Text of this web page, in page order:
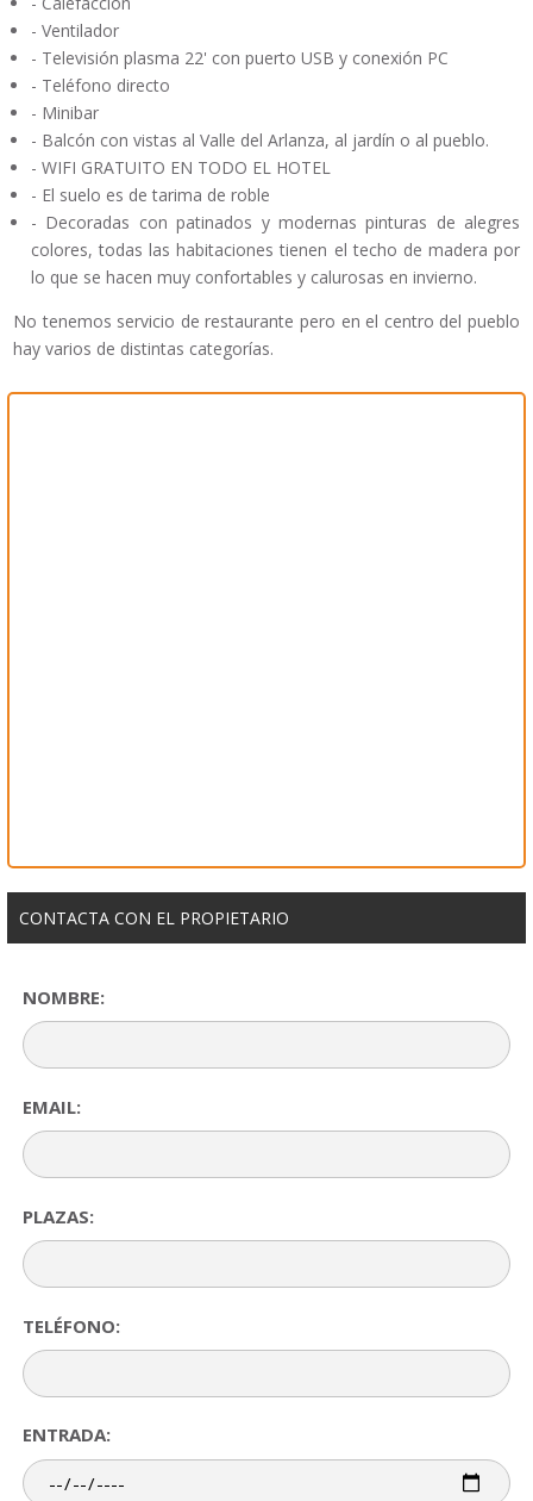
- Ventilador
- Televisión plasma 22' con puerto USB y conexión PC
- Teléfono directo
- Minibar
- Balcón con vistas al Valle del Arlanza, al jardín o al pueblo.
- WIFI GRATUITO EN TODO EL HOTEL
- El suelo es de tarima de roble
- Decoradas con patinados y modernas pinturas de alegres
colores, todas las habitaciones tienen el techo de madera por
lo que se hacen muy confortables y calurosas en invierno.
No tenemos servicio de restaurante pero en el centro del pueblo
hay varios de distintas categorías.
CONTACTA CON EL PROPIETARIO
NOMBRE:
EMAIL:
PLAZAS:
TELÉFONO:
ENTRADA: